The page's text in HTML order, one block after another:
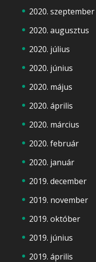
2020. szeptember
2020. augusztus
2020. július
2020. június
2020. május
2020. április
2020. március
2020. február
2020. január
2019. december
2019. november
2019. október
2019. június
2019. április